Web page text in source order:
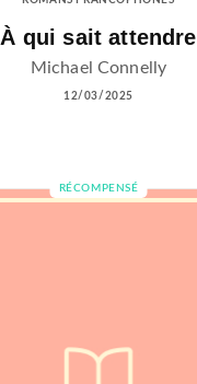
À qui sait attendre
Michael Connelly
12/03/2025
RÉCOMPENSÉ